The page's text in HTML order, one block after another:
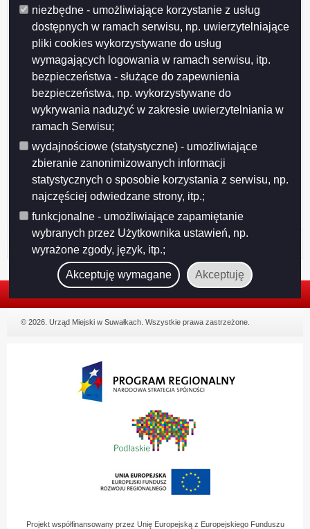
niezbędne - umożliwiające korzystanie z usług
dostępnych w ramach serwisu, np. uwierzytelniające
pliki cookies wykorzystywane do usług
wymagających logowania w ramach serwisu, itp.
bezpieczeństwa - służące do zapewnienia
bezpieczeństwa, np. wykorzystywane do
wykrywania nadużyć w zakresie uwierzytelniania w
ramach Serwisu;
wydajnościowe (statystyczne) - umożliwiające
zbieranie zanonimizowanych informacji
statystycznych o sposobie korzystania z serwisu, np.
najczęściej odwiedzane strony, itp.;
funkcjonalne - umożliwiające zapamiętanie
wybranych przez Użytkownika ustawień, np.
wyrażone zgody, język, itp.;
Akceptuję wymagane Akceptuję
Data modyfikacji:2014-01-31
Opublikował:Katarzyna Gałazin
Data publikacji:
2014-01-31
Drukuj do PDF
Drukuj
Historia strony
© 2026. Urząd Miejski w Suwałkach. Wszystkie prawa zastrzeżone.
Projekt współfinansowany przez Unię Europejską z Europejskiego Funduszu